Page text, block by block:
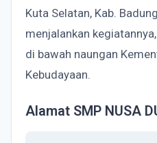
Kuta Selatan, Kab.
menjalankan
di bawah naungan
Kebudayaan.
Alamat SMP NUSA